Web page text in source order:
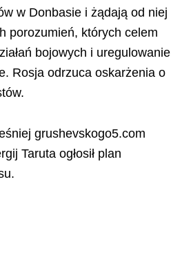
w Donbasie i żądają od niej
porozumień, których celem
bojowych i uregulowanie
Rosja odrzuca oskarżenia o
grushevskogo5.com
Taruta ogłosił plan